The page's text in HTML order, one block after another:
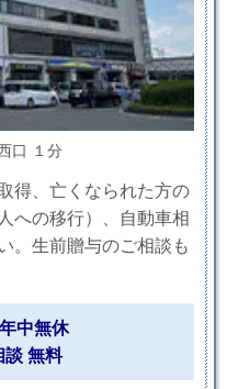
口 １分
得、亡くなられた方の
への移行）、自動車相
。生前贈与のご相談も
中無休
談 無料